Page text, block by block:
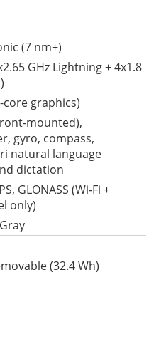
(7 nm+)
GHz Lightning + 4x1.8
core graphics)
mounted),
gyro, compass,
natural language
dictation
GLONASS (Wi‑Fi +
only)
(32.4 Wh)